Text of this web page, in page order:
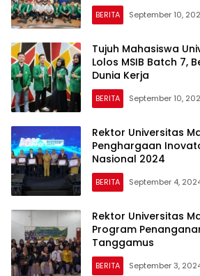
BERITA September 10,
Tujuh Mahasiswa
Lolos MSIB Batch 7,
Dunia Kerja
BERITA September 10,
Rektor Universitas
Penghargaan
Nasional 2024
BERITA September 4,
Rektor Universitas
Program
Tanggamus
BERITA September 3,